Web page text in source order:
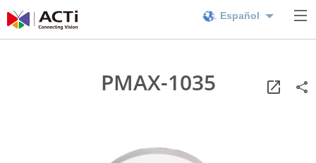
Español
PMAX-1035